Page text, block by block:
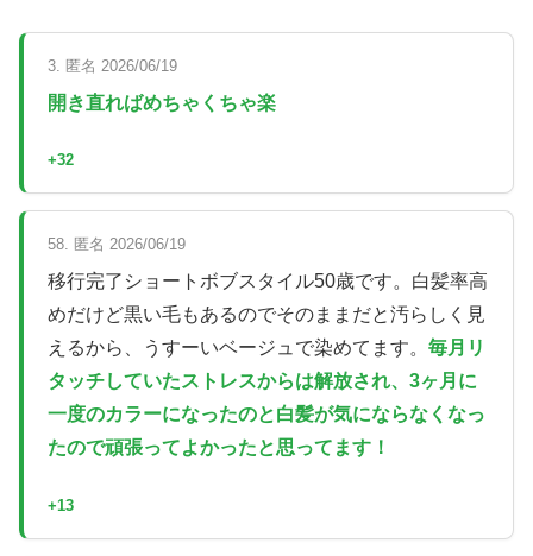
3. 匿名 2026/06/19
開き直ればめちゃくちゃ楽
+32
58. 匿名 2026/06/19
移行完了ショートボブスタイル50歳です。白髪率高
めだけど黒い毛もあるのでそのままだと汚らしく見
えるから、うすーいベージュで染めてます。 毎月リ
タッチしていたストレスからは解放され、3ヶ月に
一度のカラーになったのと白髪が気にならなくなっ
たので頑張ってよかったと思ってます！
+13